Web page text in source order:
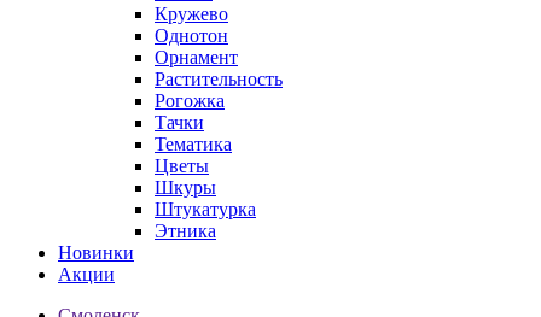
Кружево
Однотон
Орнамент
Растительность
Рогожка
Тачки
Тематика
Цветы
Шкуры
Штукатурка
Этника
Новинки
Акции